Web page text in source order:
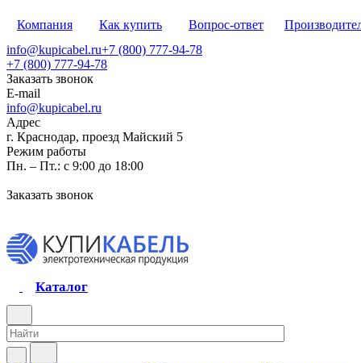
Компания Как купить Вопрос-ответ
info@kupicabel.ru+7 (800) 777-94-78
+7 (800) 777-94-78
Заказать звонок
E-mail
info@kupicabel.ru
Адрес
г. Краснодар, проезд Майский 5
Режим работы
Пн. – Пт.: с 9:00 до 18:00
Заказать звонок
Каталог